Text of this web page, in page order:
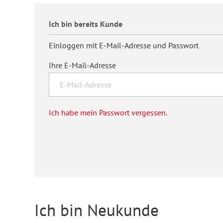
Kulturwissenschaft
Tanz und Theater
Medienpädagogik
Sonderpädagogik
Psychologie
EB Erwachsenenbildung
Hessische Blätter für Volksbildung
Internationales Jahrbuch der
weiter bilden
Ich bin bereits Kunde
Einloggen mit E-Mail-Adresse und Passwort
Ihre E-Mail-Adresse
Ich habe mein Passwort vergessen.
Ich bin Neukunde